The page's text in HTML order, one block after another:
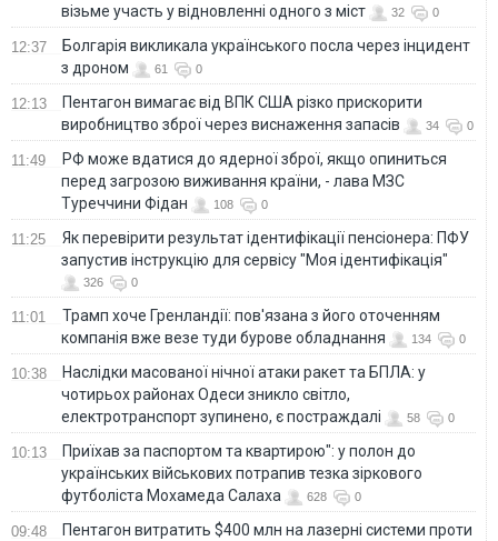
візьме участь у відновленні одного з міст
32 0
12:37
Болгарія викликала українського посла через інцидент
з дроном
61 0
12:13
Пентагон вимагає від ВПК США різко прискорити
виробництво зброї через виснаження запасів
34 0
11:49
РФ може вдатися до ядерної зброї, якщо опиниться
перед загрозою виживання країни, - лава МЗС
Туреччини Фідан
108 0
11:25
Як перевірити результат ідентифікації пенсіонера: ПФУ
запустив інструкцію для сервісу "Моя ідентифікація"
326 0
11:01
Трамп хоче Гренландії: пов'язана з його оточенням
компанія вже везе туди бурове обладнання
134 0
10:38
Наслідки масованої нічної атаки ракет та БПЛА: у
чотирьох районах Одеси зникло світло,
електротранспорт зупинено, є постраждалі
58 0
10:13
Приїхав за паспортом та квартирою": у полон до
українських військових потрапив тезка зіркового
футболіста Мохамеда Салаха
628 0
09:48
Пентагон витратить $400 млн на лазерні системи проти